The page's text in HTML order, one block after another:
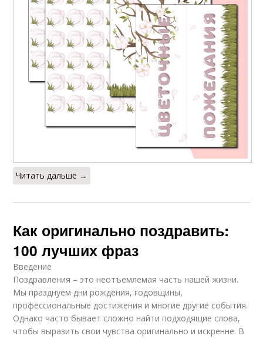
Читать дальше →
Как оригинально поздравить:
100 лучших фраз
Введение
Поздравления – это неотъемлемая часть нашей жизни.
Мы празднуем дни рождения, годовщины,
профессиональные достижения и многие другие события.
Однако часто бывает сложно найти подходящие слова,
чтобы выразить свои чувства оригинально и искренне. В